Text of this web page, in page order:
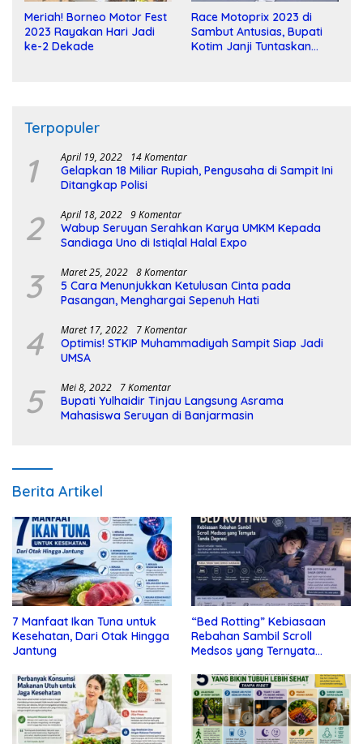
Meriah! Borneo Motor Fest
2023 Rayakan Hari Jadi
ke-2 Dekade
Race Motoprix 2023 di
Sambut Antusias, Bupati
Kotim Janji Tuntaskan
Terpopuler
1 April 19, 2022 14 Komentar
Gelapkan 18 Miliar Rupiah, Pengusaha di Sampit Ini
Ditangkap Polisi
2 April 18, 2022 9 Komentar
Wabup Seruyan Serahkan Karya UMKM Kepada
Sandiaga Uno di Istiqlal Halal Expo
3 Maret 25, 2022 8 Komentar
5 Cara Menunjukkan Ketulusan Cinta pada
Pasangan, Menghargai Sepenuh Hati
4 Maret 17, 2022 7 Komentar
Optimis! STKIP Muhammadiyah Sampit Siap Jadi
UMSA
5 Mei 8, 2022 7 Komentar
Bupati Yulhaidir Tinjau Langsung Asrama
Mahasiswa Seruyan di Banjarmasin
Berita Artikel
7 Manfaat Ikan Tuna untuk
Kesehatan, Dari Otak Hingga
Jantung
“Bed Rotting” Kebiasaan
Rebahan Sambil Scroll
Medsos yang Ternyata